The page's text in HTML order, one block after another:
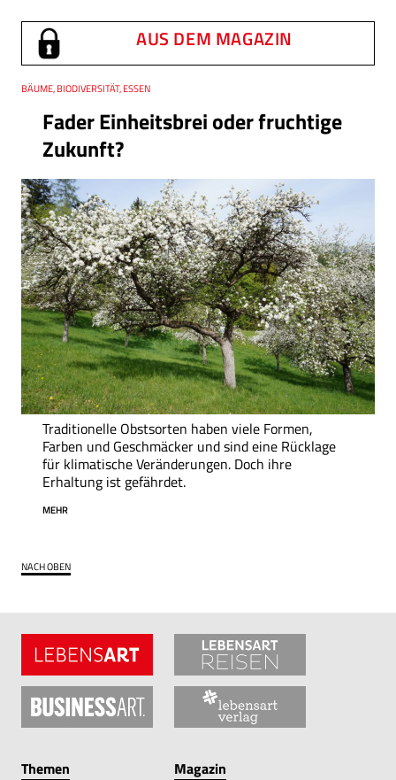
AUS DEM MAGAZIN
Fader Einheitsbrei oder fruchtige
Zukunft?
Thema
BÄUME, BIODIVERSITÄT, ESSEN
Traditionelle Obstsorten haben viele Formen,
Farben und Geschmäcker und sind eine Rücklage
für klimatische Veränderungen. Doch ihre
Erhaltung ist gefährdet.
MEHR
NACH OBEN
Themen Magazin